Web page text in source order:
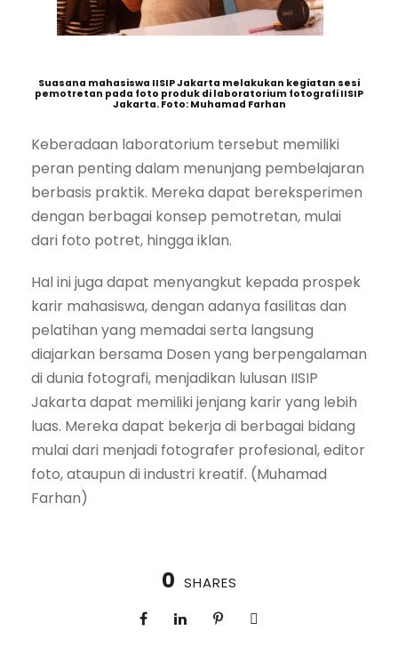
Suasana mahasiswa IISIP Jakarta melakukan kegiatan sesi
pemotretan pada foto produk di laboratorium fotografi IISIP
Jakarta. Foto: Muhamad Farhan
Keberadaan laboratorium tersebut memiliki
peran penting dalam menunjang pembelajaran
berbasis praktik. Mereka dapat bereksperimen
dengan berbagai konsep pemotretan, mulai
dari foto potret, hingga iklan.
Hal ini juga dapat menyangkut kepada prospek
karir mahasiswa, dengan adanya fasilitas dan
pelatihan yang memadai serta langsung
diajarkan bersama Dosen yang berpengalaman
di dunia fotografi, menjadikan lulusan IISIP
Jakarta dapat memiliki jenjang karir yang lebih
luas. Mereka dapat bekerja di berbagai bidang
mulai dari menjadi fotografer profesional, editor
foto, ataupun di industri kreatif. (Muhamad
Farhan)
0 SHARES